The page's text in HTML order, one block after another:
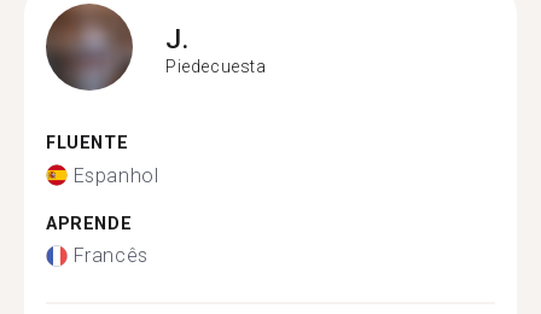
J.
Piedecuesta
FLUENTE
Espanhol
APRENDE
Francês